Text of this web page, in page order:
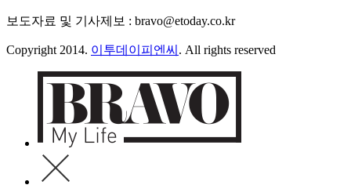
보도자료 및 기사제보 : bravo@etoday.co.kr
Copyright 2014. 이투데이피엔씨 . All rights reserved